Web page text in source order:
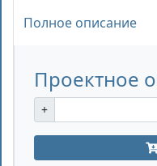
Полное описание
Проектное
+